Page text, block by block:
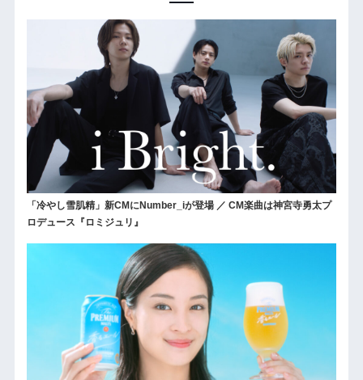
「冷やし雪肌精」新CMにNumber_iが登場 ／ CM楽曲は神宮寺勇太プ
ロデュース『ロミジュリ』